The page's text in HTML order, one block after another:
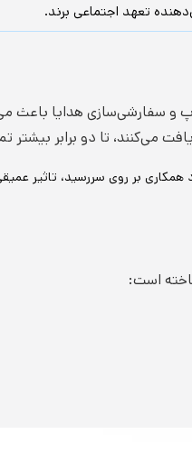
تعهد اجتماعی برند.
سفارشی‌سازی هدایا باعث
تا دو برابر بیشتر
بر روی سررسید، تاثیر
است: